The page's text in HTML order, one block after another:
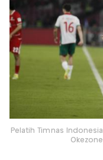
Pelatih Timnas